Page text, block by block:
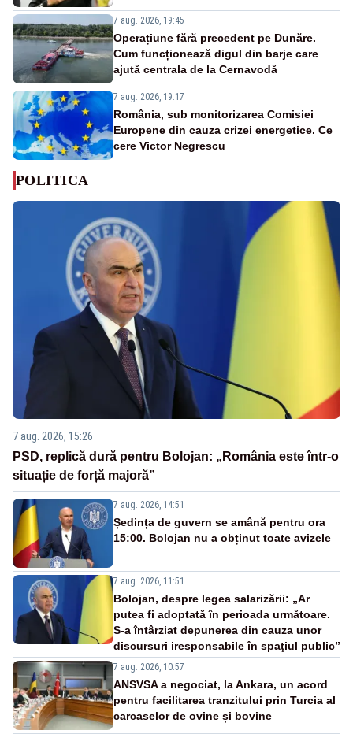
7 aug. 2026, 19:45
Operațiune fără precedent pe Dunăre.
Cum funcționează digul din barje care
ajută centrala de la Cernavodă
7 aug. 2026, 19:17
România, sub monitorizarea Comisiei
Europene din cauza crizei energetice. Ce
cere Victor Negrescu
POLITICA
7 aug. 2026, 15:26
PSD, replică dură pentru Bolojan: „România este într-o
situație de forță majoră”
7 aug. 2026, 14:51
Ședința de guvern se amână pentru ora
15:00. Bolojan nu a obținut toate avizele
7 aug. 2026, 11:51
Bolojan, despre legea salarizării: „Ar
putea fi adoptată în perioada următoare.
S-a întârziat depunerea din cauza unor
discursuri iresponsabile în spaţiul public”
7 aug. 2026, 10:57
ANSVSA a negociat, la Ankara, un acord
pentru facilitarea tranzitului prin Turcia al
carcaselor de ovine și bovine